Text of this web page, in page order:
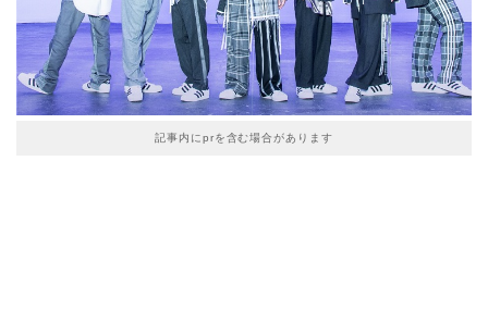
記事内にprを含む場合があります